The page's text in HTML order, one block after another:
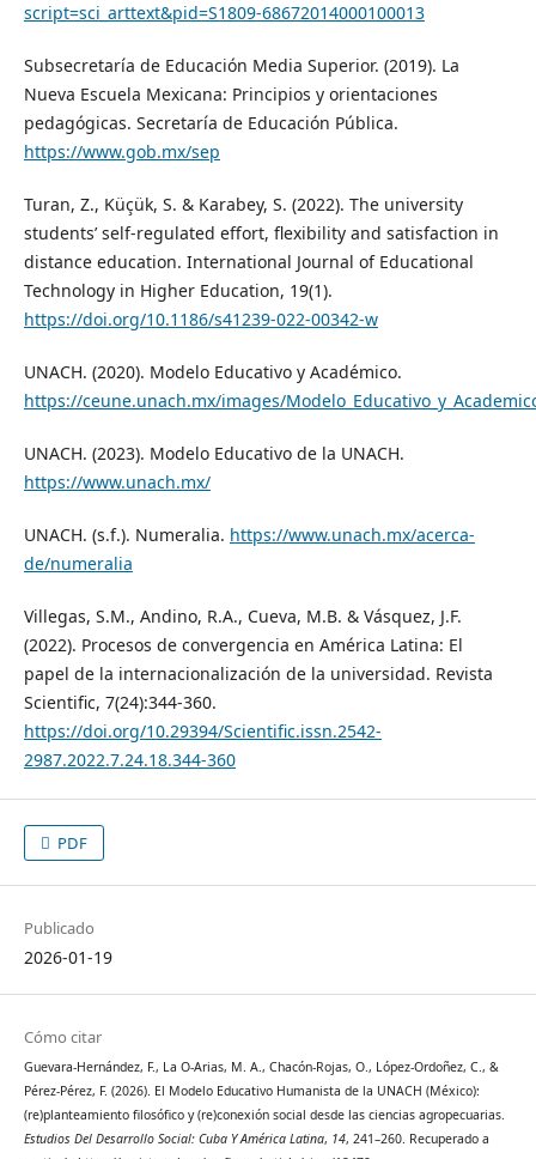
script=sci_arttext&pid=S1809-68672014000100013
Subsecretaría de Educación Media Superior. (2019). La
Nueva Escuela Mexicana: Principios y orientaciones
pedagógicas. Secretaría de Educación Pública.
https://www.gob.mx/sep
Turan, Z., Küçük, S. & Karabey, S. (2022). The university
students’ self-regulated effort, flexibility and satisfaction in
distance education. International Journal of Educational
Technology in Higher Education, 19(1).
https://doi.org/10.1186/s41239-022-00342-w
UNACH. (2020). Modelo Educativo y Académico.
https://ceune.unach.mx/images/
UNACH. (2023). Modelo Educativo de la UNACH.
https://www.unach.mx/
UNACH. (s.f.). Numeralia. https://www.unach.mx/acerca-
de/numeralia
Villegas, S.M., Andino, R.A., Cueva, M.B. & Vásquez, J.F.
(2022). Procesos de convergencia en América Latina: El
papel de la internacionalización de la universidad. Revista
Scientific, 7(24):344-360.
https://doi.org/10.29394/Scientific.issn.2542-
2987.2022.7.24.18.344-360
PDF
Publicado
2026-01-19
Cómo citar
Guevara-Hernández, F., La O-Arias, M. A., Chacón-Rojas, O., López-Ordoñez, C., &
Pérez-Pérez, F. (2026). El Modelo Educativo Humanista de la UNACH (México):
(re)planteamiento filosófico y (re)conexión social desde las ciencias agropecuarias.
Estudios Del Desarrollo Social: Cuba Y América Latina, 14, 241–260. Recuperado a